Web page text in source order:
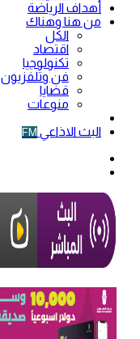
أهداف الرياضة
من هنا وهناك
الكل
اقتصاد
تكنولوجيا
فن وتلفزيون
قضايا
منوعات
البث الاذاعي FM